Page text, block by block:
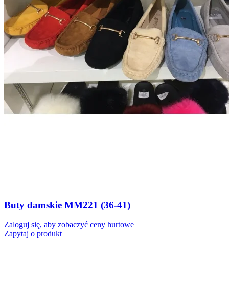
Buty damskie MM221 (36-41)
Zaloguj się, aby zobaczyć ceny hurtowe
Zapytaj o produkt